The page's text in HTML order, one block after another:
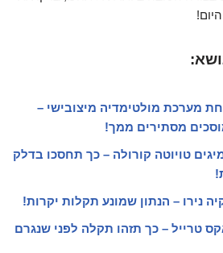
מערכת מולטימדיה מיצובישי –
מסתירים ממך!
טויוטה קורולה – כך תחסכו בדלק
נירו – הנתון שמונע תקלות יקרות!
טרייל – כך תזהו תקלה לפני שנגרם